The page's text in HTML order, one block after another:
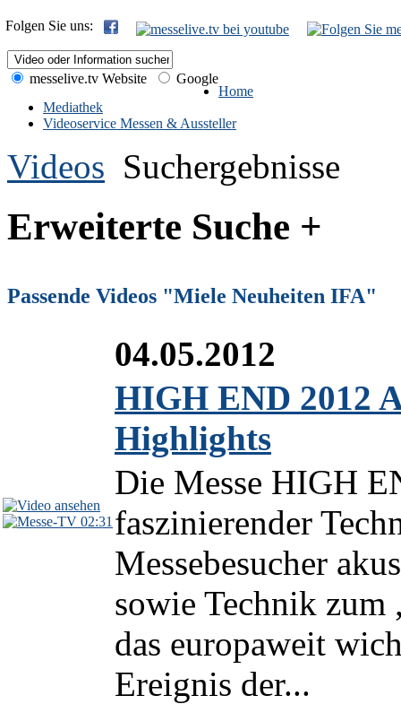
Folgen Sie uns:
messelive.tv Website
Google
Home
Mediathek
Videoservice Messen & Aussteller
Videos Suchergebnisse
Erweiterte Suche +
Passende Videos "Miele Neuheiten IFA"
02:31
04.05.2012
HIGH END 2012
Highlights
Die Messe HIGH
faszinierender
Messebesucher
sowie Technik
das europaweit
Ereignis der...